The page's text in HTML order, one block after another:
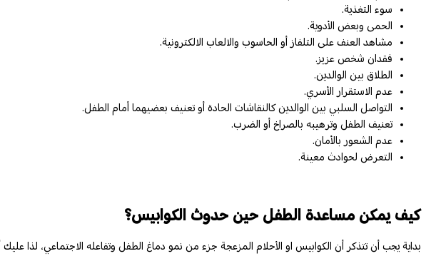
سوء التغذية.
الحمى وبعض الأدوية.
مشاهد العنف على التلفاز أو الحاسوب والالعاب الالكترونية.
فقدان شخص عزيز.
الطلاق بين الوالدين.
عدم الاستقرار الأسري.
التواصل السلبي بين الوالدين كالنقاشات الحادة أو تعنيف بعضيهما أمام الطفل.
تعنيف الطفل وترهيبه بالصراخ أو الضرب.
عدم الشعور بالأمان.
التعرض لحوادث معينة.
كيف يمكن مساعدة الطفل حين حدوث الكوابيس؟
بداية يجب أن تتذكر أن الكوابيس او الأحلام المزعجة جزء من نمو دماغ الطفل وتفاعله الاجتماعي،